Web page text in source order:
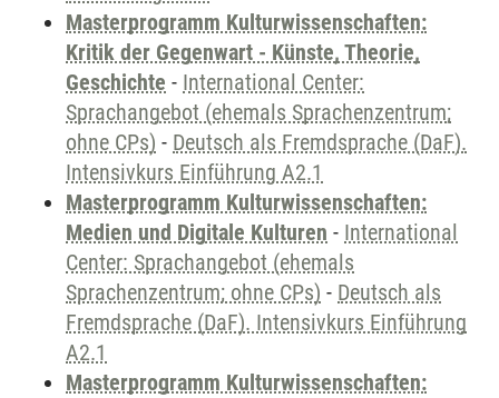
Masterprogramm Kulturwissenschaften:
Kritik der Gegenwart - Künste, Theorie,
Geschichte - International Center:
Sprachangebot (ehemals Sprachenzentrum;
ohne CPs) - Deutsch als Fremdsprache (DaF).
Intensivkurs Einführung A2.1
Masterprogramm Kulturwissenschaften:
Medien und Digitale Kulturen - International
Center: Sprachangebot (ehemals
Sprachenzentrum; ohne CPs) - Deutsch als
Fremdsprache (DaF). Intensivkurs Einführung
A2.1
Masterprogramm Kulturwissenschaften: